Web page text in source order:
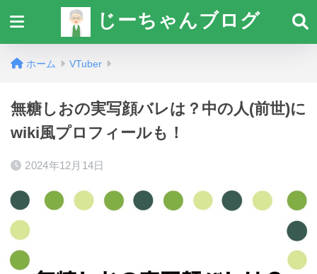
じーちゃんブログ
ホーム VTuber
無糖しおの実写顔バレは？中の人(前世)に
wiki風プロフィールも！
2024年12月14日